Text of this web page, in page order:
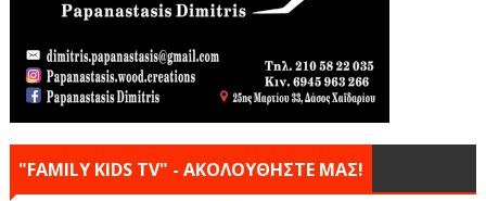
"FAMILY KIDS TV" - ΑΚΟΛΟΥΘΗΣΤΕ ΜΑΣ!